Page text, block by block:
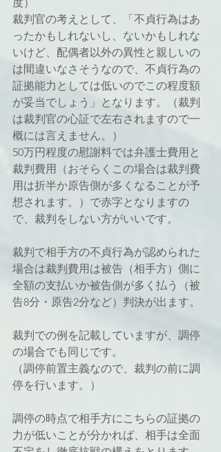
裁判官の考えとして、「不貞行為はあ
ったかもしれないし、ないかもしれな
いけど、配偶者以外の異性と親しいの
は間違いなさそうなので、不貞行為の
証拠能力としては低いのでこの程度額
が妥当でしょう」となります。（裁判
は裁判官の心証で左右されますので一
概には言えません。）
50万円程度の慰謝料では弁護士費用と
裁判費用（おそらくこの場合は裁判費
用は折半か原告側が多くなることが予
想されます。）で赤字となりますの
で、裁判をしない方がいいです。
裁判で相手方の不貞行為が認められた
場合は裁判費用は被告（相手方）側に
全額の支払いか被告側が多く払う（被
告8分・原告2分など）判決が出ます。
裁判での例を記載していますが、調停
の場合でも同じです。
（調停前置主義なので、裁判の前に調
停を行います。）
調停の時点で相手方にこちらの証拠の
力が低いことが分かれば、相手は全面